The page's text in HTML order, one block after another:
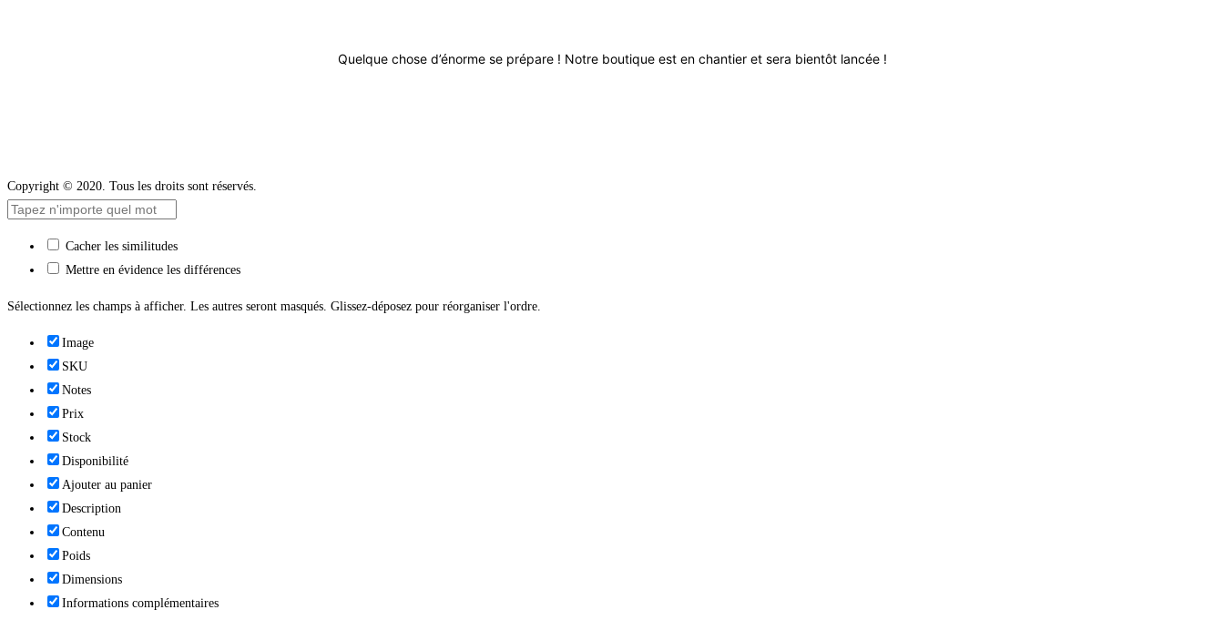
Quelque chose d’énorme se prépare ! Notre boutique est en chantier et sera bientôt lancée !
Copyright © 2020. Tous les droits sont réservés.
Cacher les similitudes
Mettre en évidence les différences
Sélectionnez les champs à afficher. Les autres seront masqués. Glissez-déposez pour réorganiser l'ordre.
Image
SKU
Notes
Prix
Stock
Disponibilité
Ajouter au panier
Description
Contenu
Poids
Dimensions
Informations complémentaires